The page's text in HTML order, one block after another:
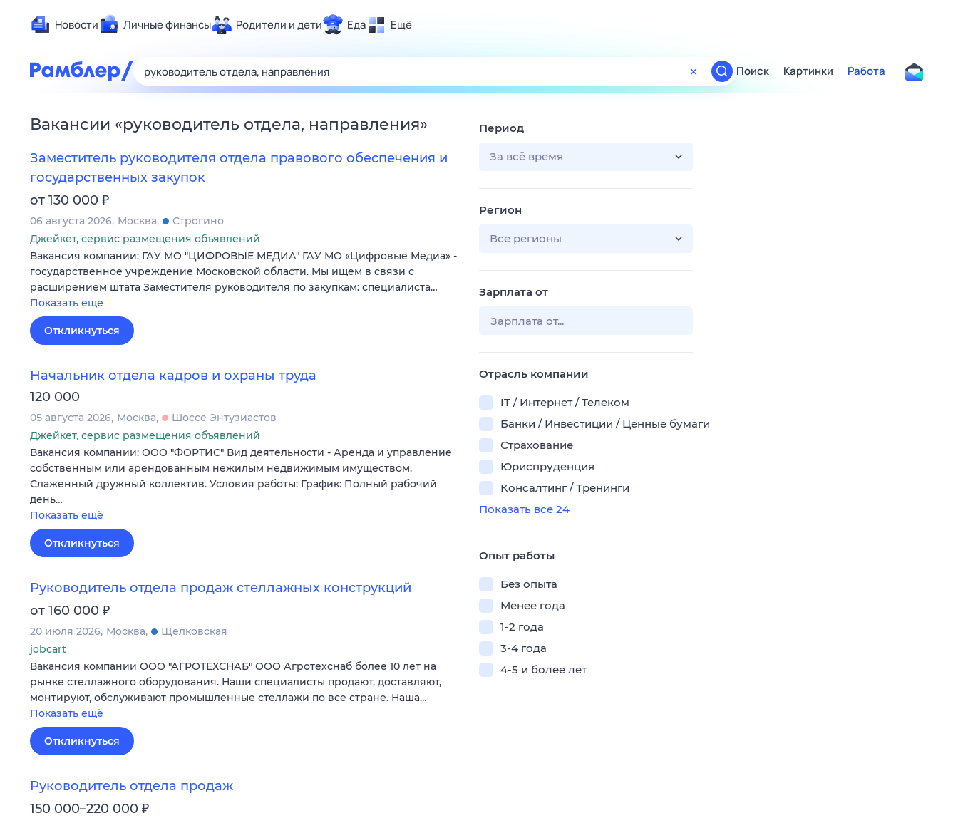
Новости Личные финансы Родители и дети Еда Ещё
Здоровье
Развлечения и отдых
Спорт
Карьера
Гороскопы
Поиск
ТВ-программа
Поиск Картинки Работа
Вакансии «руководитель отдела, направления»
Заместитель руководителя отдела правового обеспечения и
государственных закупок
от 130 000 ₽
06 августа 2026 Москва
Строгино
Джейкет, сервис размещения объявлений
Вакансия компании: ГАУ МО "ЦИФРОВЫЕ МЕДИА" ГАУ МО «Цифровые Медиа» -
государственное учреждение Московской области. Мы ищем в связи с
расширением штата Заместителя руководителя по закупкам: специалиста…
Показать ещё
Откликнуться
Начальник отдела кадров и охраны труда
120 000
05 августа 2026 Москва
Шоссе Энтузиастов
Джейкет, сервис размещения объявлений
Вакансия компании: ООО "ФОРТИС" Вид деятельности - Аренда и управление
собственным или арендованным нежилым недвижимым имуществом.
Слаженный дружный коллектив. Условия работы: График: Полный рабочий
день…
Показать ещё
Откликнуться
Руководитель отдела продаж стеллажных конструкций
от 160 000 ₽
20 июля 2026 Москва
Щелковская
jobcart
Вакансия компании ООО "АГРОТЕХСНАБ" ООО Агротехснаб более 10 лет на
рынке стеллажного оборудования. Наши специалисты продают, доставляют,
монтируют, обслуживают промышленные стеллажи по все стране. Наша…
Показать ещё
Откликнуться
Руководитель отдела продаж
150 000–220 000 ₽
Период
За всё время
Регион
Все регионы
Зарплата от
Отрасль компании
IT / Интернет / Телеком
Банки / Инвестиции / Ценные бумаги
Страхование
Юриспруденция
Консалтинг / Тренинги
Показать все 24
Опыт работы
Без опыта
Менее года
1-2 года
3-4 года
4-5 и более лет